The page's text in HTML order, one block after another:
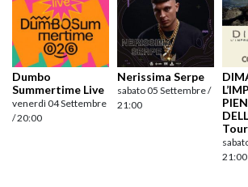
Dumbo
Summertime Live
venerdì 04 Settembre
/ 20:00
Nerissima Serpe
sabato 05 Settembre /
21:00
21:00